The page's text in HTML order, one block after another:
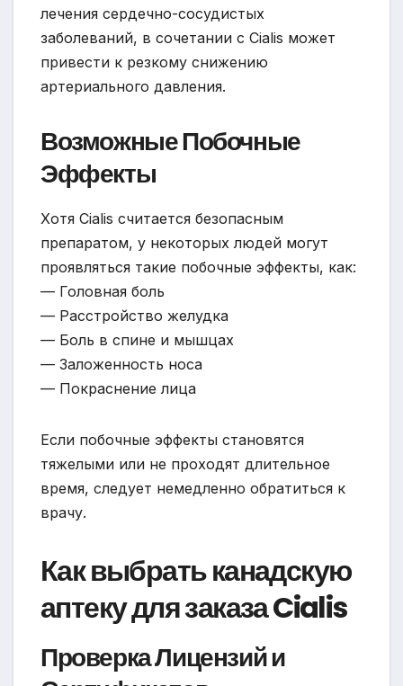
лечения сердечно-сосудистых
заболеваний, в сочетании с Cialis может
привести к резкому снижению
артериального давления.
Возможные Побочные
Эффекты
Хотя Cialis считается безопасным
препаратом, у некоторых людей могут
проявляться такие побочные эффекты, как:
— Головная боль
— Расстройство желудка
— Боль в спине и мышцах
— Заложенность носа
— Покраснение лица
Если побочные эффекты становятся
тяжелыми или не проходят длительное
время, следует немедленно обратиться к
врачу.
Как выбрать канадскую
аптеку для заказа Cialis
Проверка Лицензий и